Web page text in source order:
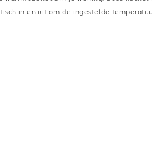
in en uit om de ingestelde